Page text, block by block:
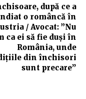
după ce a
o româncă în
/ Avocat: ”Nu
ca ei să fie duși în
România, unde
din închisori
sunt precare”